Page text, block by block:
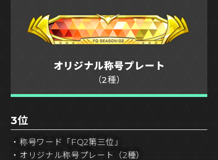
オリジナル称号プレート
（2種）
3位
・称号ワード「FQ2第三位」
・オリジナル称号プレート（2種）